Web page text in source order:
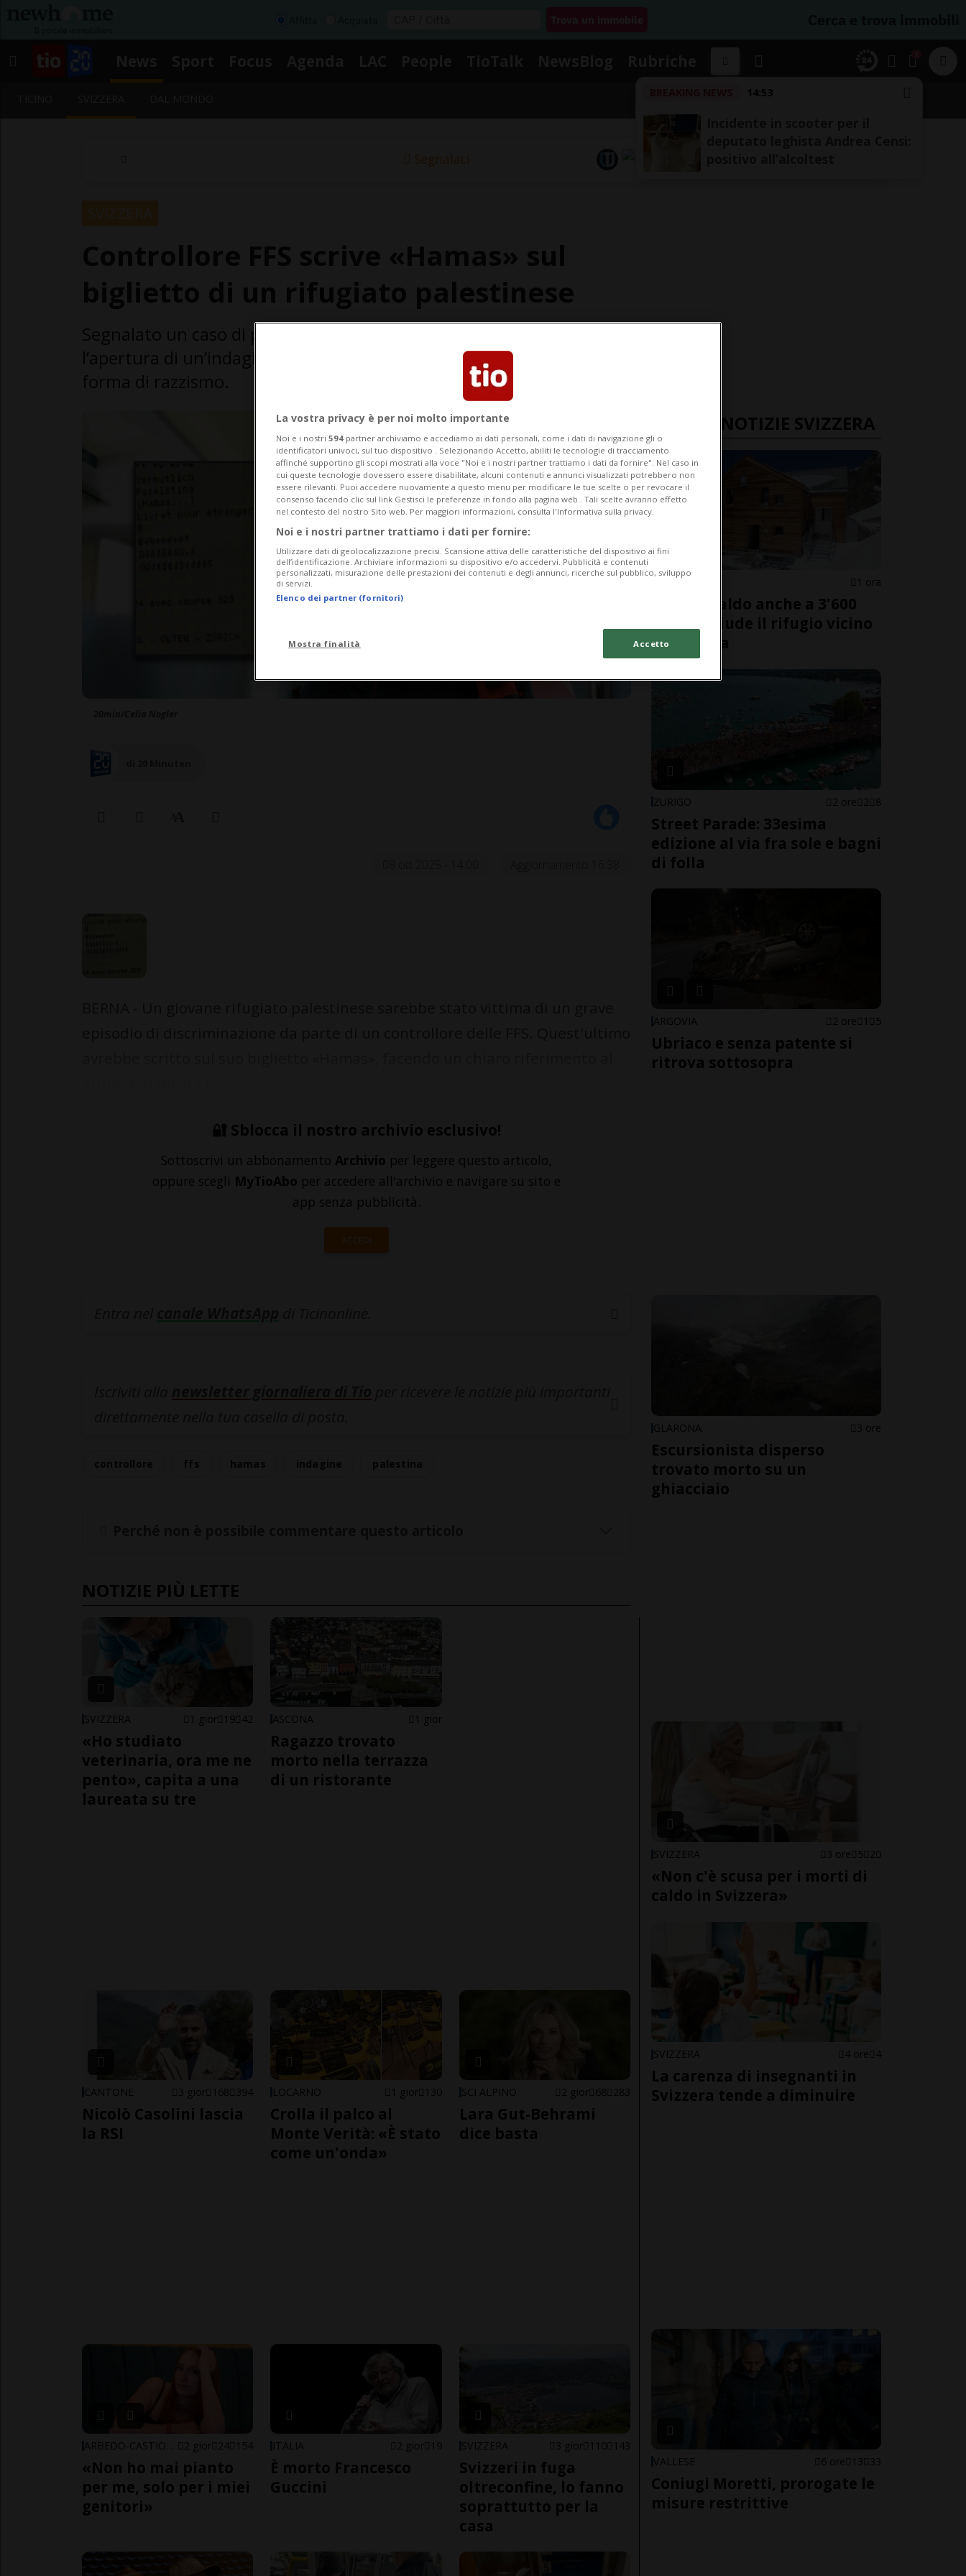
14:53
Segnalaci
l’apertura di un’indagine e ribadiscono la tolleranza zero verso ogni
🔐 Sblocca il nostro archivio esclusivo!
Sottoscrivi un abbonamento Archivio per leggere questo articolo,
oppure scegli MyTioAbo per accedere all'archivio e navigare su sito e
app senza pubblicità.
ACCEDI
NOTIZIE PIÙ LETTE
SVIZZERA 1 gior 19 42
«Ho studiato
veterinaria, ora me ne
pento», capita a una
laureata su tre
ASCONA 1 gior
Ragazzo trovato
morto nella terrazza
di un ristorante
CANTONE 3 gior 168 394
Nicolò Casolini lascia
la RSI
LOCARNO 1 gior 130
Crolla il palco al
Monte Verità: «È stato
come un'onda»
SCI ALPINO 2 gior 68 283
Lara Gut-Behrami
dice basta
2 gior 24 154
«Non ho mai pianto
per me, solo per i miei
genitori»
ITALIA 2 gior 19
È morto Francesco
Guccini
SVIZZERA 3 gior 110 143
Svizzeri in fuga
oltreconfine, lo fanno
soprattutto per la
casa
ULTIME NOTIZIE SVIZZERA
GRIGIONI 1 ora
Troppo caldo anche a 3'600
metri: chiude il rifugio vicino
al Bernina
ZURIGO 2 ore 2 8
Street Parade: 33esima
edizione al via fra sole e bagni
di folla
ARGOVIA 2 ore 1 5
Ubriaco e senza patente si
ritrova sottosopra
GLARONA 3 ore
Escursionista disperso
trovato morto su un
ghiacciaio
SVIZZERA 3 ore 5 20
«Non c'è scusa per i morti di
caldo in Svizzera»
SVIZZERA 4 ore 4
La carenza di insegnanti in
Svizzera tende a diminuire
VALLESE 6 ore 13 33
Coniugi Moretti, prorogate le
misure restrittive
La vostra privacy è per noi molto importante
Noi e i nostri 594 partner archiviamo e accediamo ai dati personali, come i dati di navigazione gli o
identificatori univoci, sul tuo dispositivo . Selezionando Accetto, abiliti le tecnologie di tracciamento
affinché supportino gli scopi mostrati alla voce "Noi e i nostri partner trattiamo i dati da fornire". Nel caso in
cui queste tecnologie dovessero essere disabilitate, alcuni contenuti e annunci visualizzati potrebbero non
essere rilevanti. Puoi accedere nuovamente a questo menu per modificare le tue scelte o per revocare il
consenso facendo clic sul link Gestisci le preferenze in fondo alla pagina web.. Tali scelte avranno effetto
nel contesto del nostro Sito web. Per maggiori informazioni, consulta l'Informativa sulla privacy.
Noi e i nostri partner trattiamo i dati per fornire:
Utilizzare dati di geolocalizzazione precisi. Scansione attiva delle caratteristiche del dispositivo ai fini
dell’identificazione. Archiviare informazioni su dispositivo e/o accedervi. Pubblicità e contenuti
personalizzati, misurazione delle prestazioni dei contenuti e degli annunci, ricerche sul pubblico, sviluppo
di servizi.
Elenco dei partner (fornitori)
Mostra finalità Accetto